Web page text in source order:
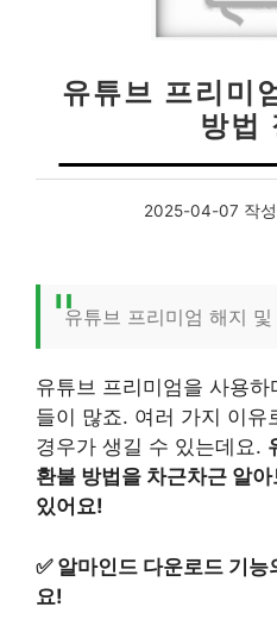
유튜브 프리미
방법
2025-04-07 작
유튜브 프리미엄 해지
유튜브 프리미엄을 사용
들이 많죠. 여러 가지 이유
경우가 생길 수 있는데요.
환불 방법을 차근차근 알
있어요!
✅ 알마인드 다운로드 기
요!